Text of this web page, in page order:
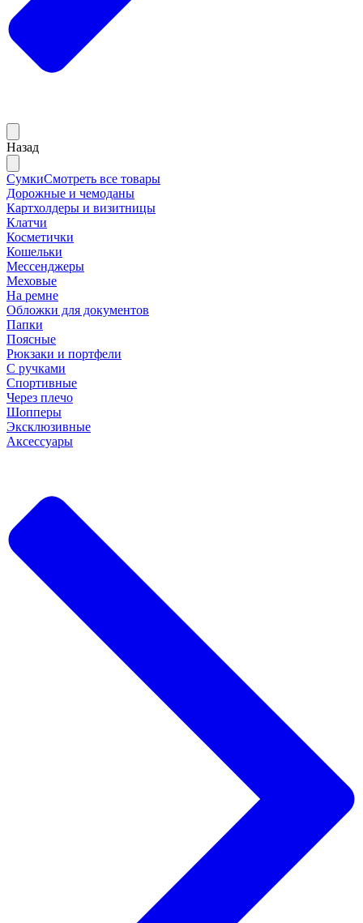
Назад
СумкиСмотреть все товары
Дорожные и чемоданы
Картхолдеры и визитницы
Клатчи
Косметички
Кошельки
Мессенджеры
Меховые
На ремне
Обложки для документов
Папки
Поясные
Рюкзаки и портфели
С ручками
Спортивные
Через плечо
Шопперы
Эксклюзивные
Аксессуары